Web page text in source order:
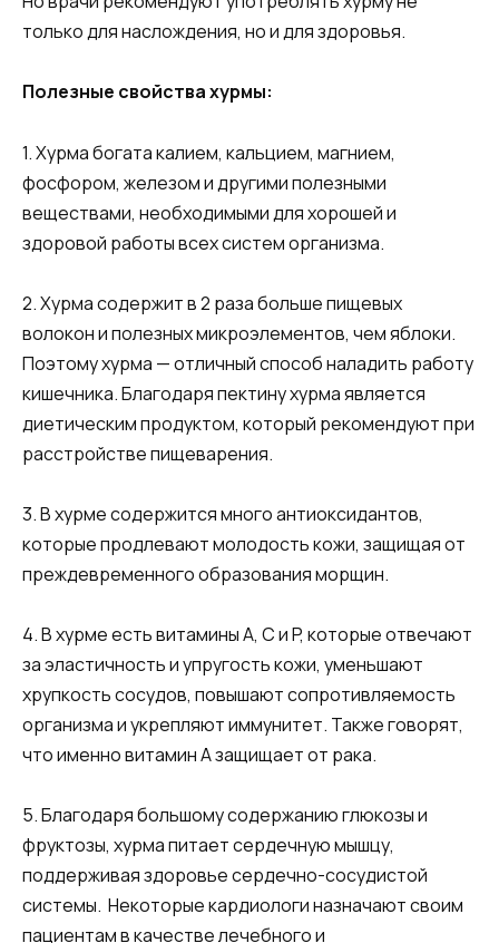
только для наслождения, но и для здоровья.
Полезные свойства хурмы:
1. Хурма богата калием, кальцием, магнием,
фосфором, железом и другими полезными
веществами, необходимыми для хорошей и
здоровой работы всех систем организма.
2. Хурма содержит в 2 раза больше пищевых
волокон и полезных микроэлементов, чем яблоки.
Поэтому хурма — отличный способ наладить работу
кишечника. Благодаря пектину хурма является
диетическим продуктом, который рекомендуют при
расстройстве пищеварения.
3. В хурме содержится много антиоксидантов,
которые продлевают молодость кожи, защищая от
преждевременного образования морщин.
4. В хурме есть витамины А, С и P, которые отвечают
за эластичность и упругость кожи, уменьшают
хрупкость сосудов, повышают сопротивляемость
организма и укрепляют иммунитет. Также говорят,
что именно витамин А защищает от рака.
5. Благодаря большому содержанию глюкозы и
фруктозы, хурма питает сердечную мышцу,
поддерживая здоровье сердечно-сосудистой
системы. Некоторые кардиологи назначают своим
пациентам в качестве лечебного и